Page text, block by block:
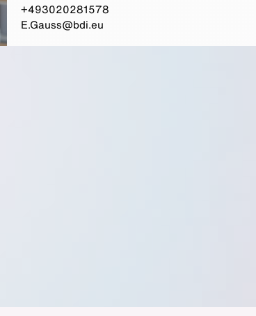
+493020281578
E.Gauss@bdi.eu